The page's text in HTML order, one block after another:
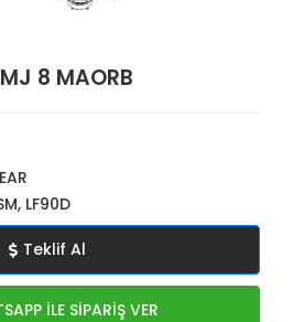
8 MAORB
LF90D
Teklif Al
İLE SİPARİŞ VER